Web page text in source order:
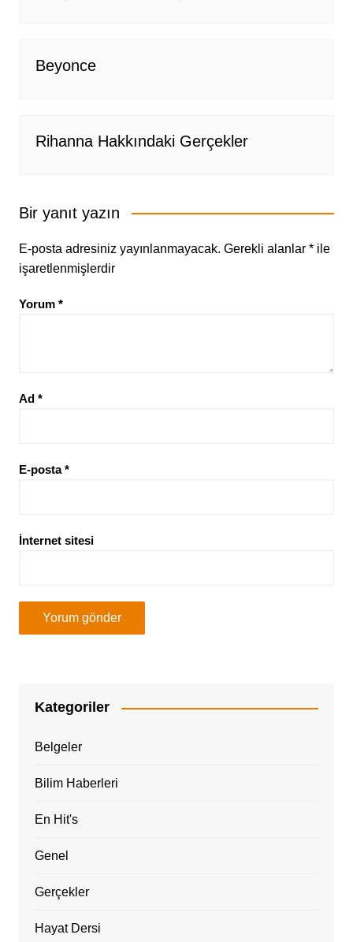
Beyonce
Rihanna Hakkındaki Gerçekler
Bir yanıt yazın
E-posta adresiniz yayınlanmayacak. Gerekli alanlar *ile
işaretlenmişlerdir
Yorum *
Ad *
E-posta*
İnternet sitesi
Kategoriler
Belgeler
Bilim Haberleri
En Hit's
Genel
Gerçekler
Hayat Dersi